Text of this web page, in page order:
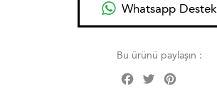
Whatsapp Destek
Bu ürünü paylaşın :
Facebook
Twitter